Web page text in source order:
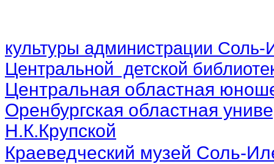
культуры администрации Соль-
Центральной детской
Центральная областная
Оренбургская областная
Н.К.Крупской
Краеведческий музей Соль-